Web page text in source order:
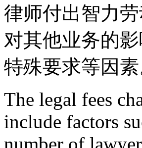
律师付出智力
对其他业务的
特殊要求等因素
The legal fees
include factors